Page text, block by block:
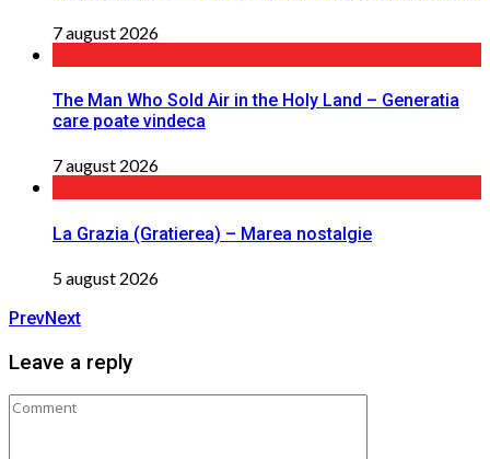
7 august 2026
The Man Who Sold Air in the Holy Land – Generatia
care poate vindeca
7 august 2026
La Grazia (Gratierea) – Marea nostalgie
5 august 2026
PrevNext
Leave a reply